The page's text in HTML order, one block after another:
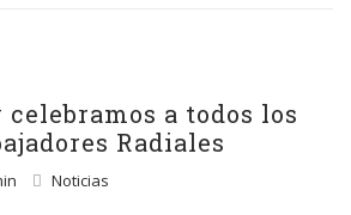
celebramos a todos los
Radiales
Noticias